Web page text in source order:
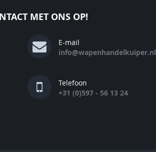
MET ONS OP!
E-mail
info@wapenhandelkuiper.nl
Telefoon
+31 (0)597 - 56 13 24